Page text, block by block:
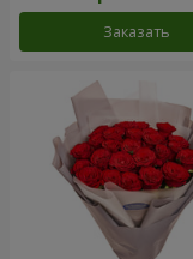
Заказать